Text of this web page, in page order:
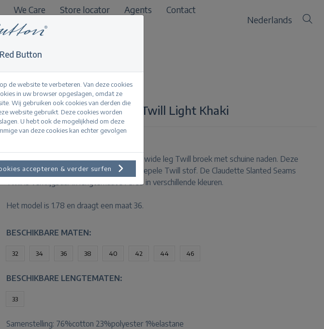
We Care Store locator Agents
Contact
Nederlands
Claudette Slanted Seams Twill Light Khaki
De Claudette Slanted Seams Twill is een wide leg Twill broek met schuine naden. Deze
broek is zacht en comfortabel door de soepele Twill stof. De Claudette Slanted Seams
Twill is verkrijgbaar in lengtemaat 31 & 33 in verschillende kleuren.
Het model is 1.78 en draagt een maat 36.
BESCHIKBARE MATEN:
32 34 36 38 40 42 44 46
BESCHIKBARE LENGTEMATEN:
33
Samenstelling: 76%cotton 23%polyester 1%elastane
Button
de website te verbeteren. Van deze cookies
in uw browser opgeslagen, omdat ze
Wij gebruiken ook cookies van derden die
website gebruikt. Deze cookies worden
U hebt ook de mogelijkheid om deze
van deze cookies kan echter gevolgen
accepteren & verder surfen